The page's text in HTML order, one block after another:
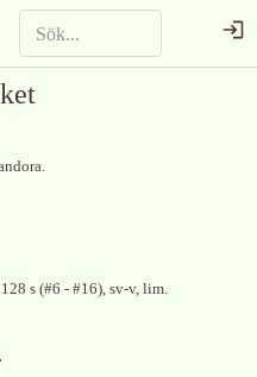
s (#6 - #16), sv-v, lim.